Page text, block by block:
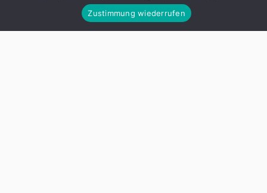
Trotz einer gewissen Kampfeslust in der Stimme handelt
es sich nicht um die Ansage eines Piratenkapitäns,
Zustimmung wiederrufen